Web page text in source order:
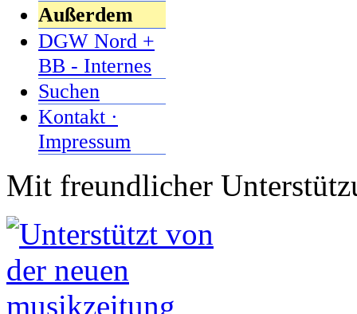
Außerdem
DGW Nord +
BB - Internes
Suchen
Kontakt ·
Impressum
Mit freundlicher